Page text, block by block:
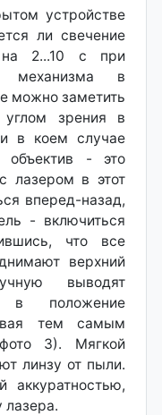
устройстве
ли свечение
на 2...10 с при
механизма в
можно заметить
зрения в
в коем случае
объектив - это
лазером в этот
вперед-назад,
- включиться
что все
верхний
выводят
в положение
тем самым
3). Мягкой
линзу от пыли.
лазера.